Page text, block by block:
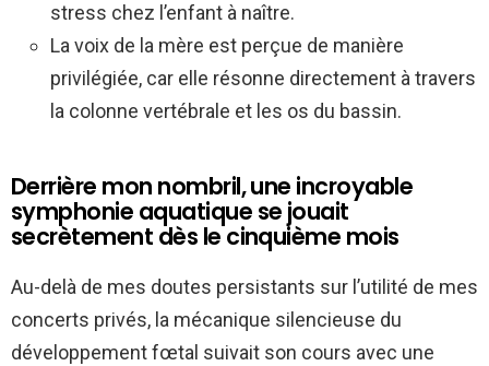
stress chez l’enfant à naître.
La voix de la mère est perçue de manière
privilégiée, car elle résonne directement à travers
la colonne vertébrale et les os du bassin.
Derrière mon nombril, une incroyable
symphonie aquatique se jouait
secrètement dès le cinquième mois
Au-delà de mes doutes persistants sur l’utilité de mes
concerts privés, la mécanique silencieuse du
développement fœtal suivait son cours avec une